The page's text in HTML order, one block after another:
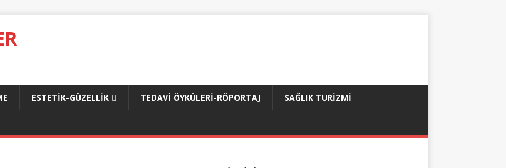
ESTETIK-GÜZELLIK TEDAVI ÖYKÜLERI-RÖPORTAJ SAĞLIK TURIZMI